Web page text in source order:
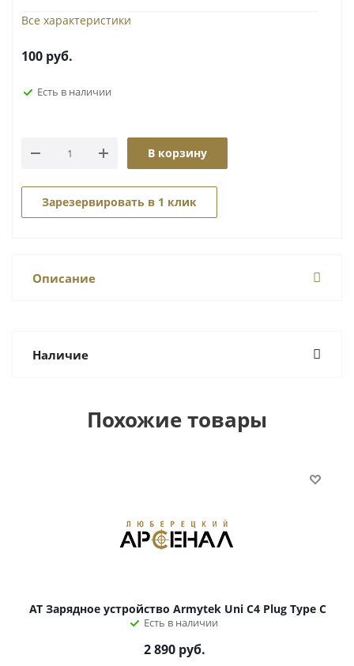
Все характеристики
100 руб.
Есть в наличии
В корзину
Зарезервировать в 1 клик
Описание
Наличие
Похожие товары
АТ Зарядное устройство Armytek Uni C4 Plug Type C
Есть в наличии
2 890 руб.